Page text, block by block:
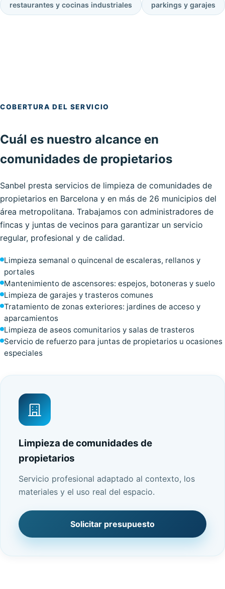
restaurantes y cocinas industriales parkings y garajes
COBERTURA DEL SERVICIO
Cuál es nuestro alcance en
comunidades de propietarios
Sanbel presta servicios de limpieza de comunidades de
propietarios en Barcelona y en más de 26 municipios del
área metropolitana. Trabajamos con administradores de
fincas y juntas de vecinos para garantizar un servicio
regular, profesional y de calidad.
Limpieza semanal o quincenal de escaleras, rellanos y
portales
Mantenimiento de ascensores: espejos, botoneras y suelo
Limpieza de garajes y trasteros comunes
Tratamiento de zonas exteriores: jardines de acceso y
aparcamientos
Limpieza de aseos comunitarios y salas de trasteros
Servicio de refuerzo para juntas de propietarios u ocasiones
especiales
Limpieza de comunidades de
propietarios
Servicio profesional adaptado al contexto, los
materiales y el uso real del espacio.
Solicitar presupuesto